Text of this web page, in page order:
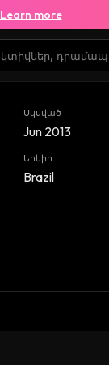
Learn more
Սկսված
Jun 2013
Երկիր
Brazil